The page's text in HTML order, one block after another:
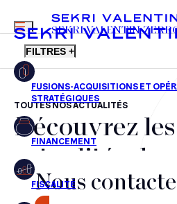
FR EN
MENU
SEKRI VALENTIN
FILTRES +
Fusions-acquisitions et opérations
Financement
Fiscalité
TOUTES NOS ACTUALITÉS
Découvrez
actualités du
nos
Nous